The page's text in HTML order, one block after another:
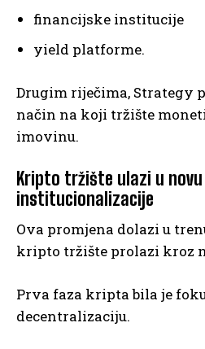
financijske institucije
yield platforme.
Drugim riječima, Strategy
način na koji tržište
imovinu.
Kripto tržište ulazi u
institucionalizacije
Ova promjena dolazi u
kripto tržište prolazi kroz
Prva faza kripta bila je
decentralizaciju.